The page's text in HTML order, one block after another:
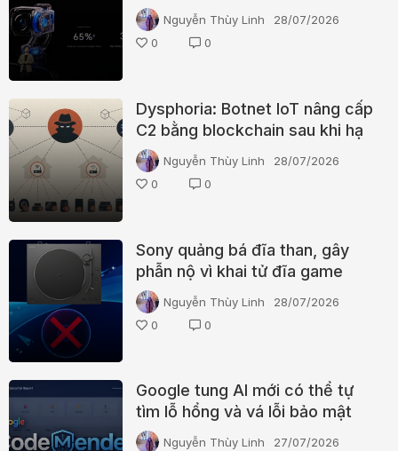
200MP, chip hình ảnh riêng và
hơn 100 bằng sáng chế
Nguyễn Thùy Linh
28/07/2026
0
0
Dysphoria: Botnet IoT nâng cấp
C2 bằng blockchain sau khi hạ
tầng JackSkid bị triệt phá
Nguyễn Thùy Linh
28/07/2026
0
0
Sony quảng bá đĩa than, gây
phẫn nộ vì khai tử đĩa game
PS5 vật lý
Nguyễn Thùy Linh
28/07/2026
0
0
Google tung AI mới có thể tự
tìm lỗ hổng và vá lỗi bảo mật
trước khi hacker ra tay
Nguyễn Thùy Linh
27/07/2026